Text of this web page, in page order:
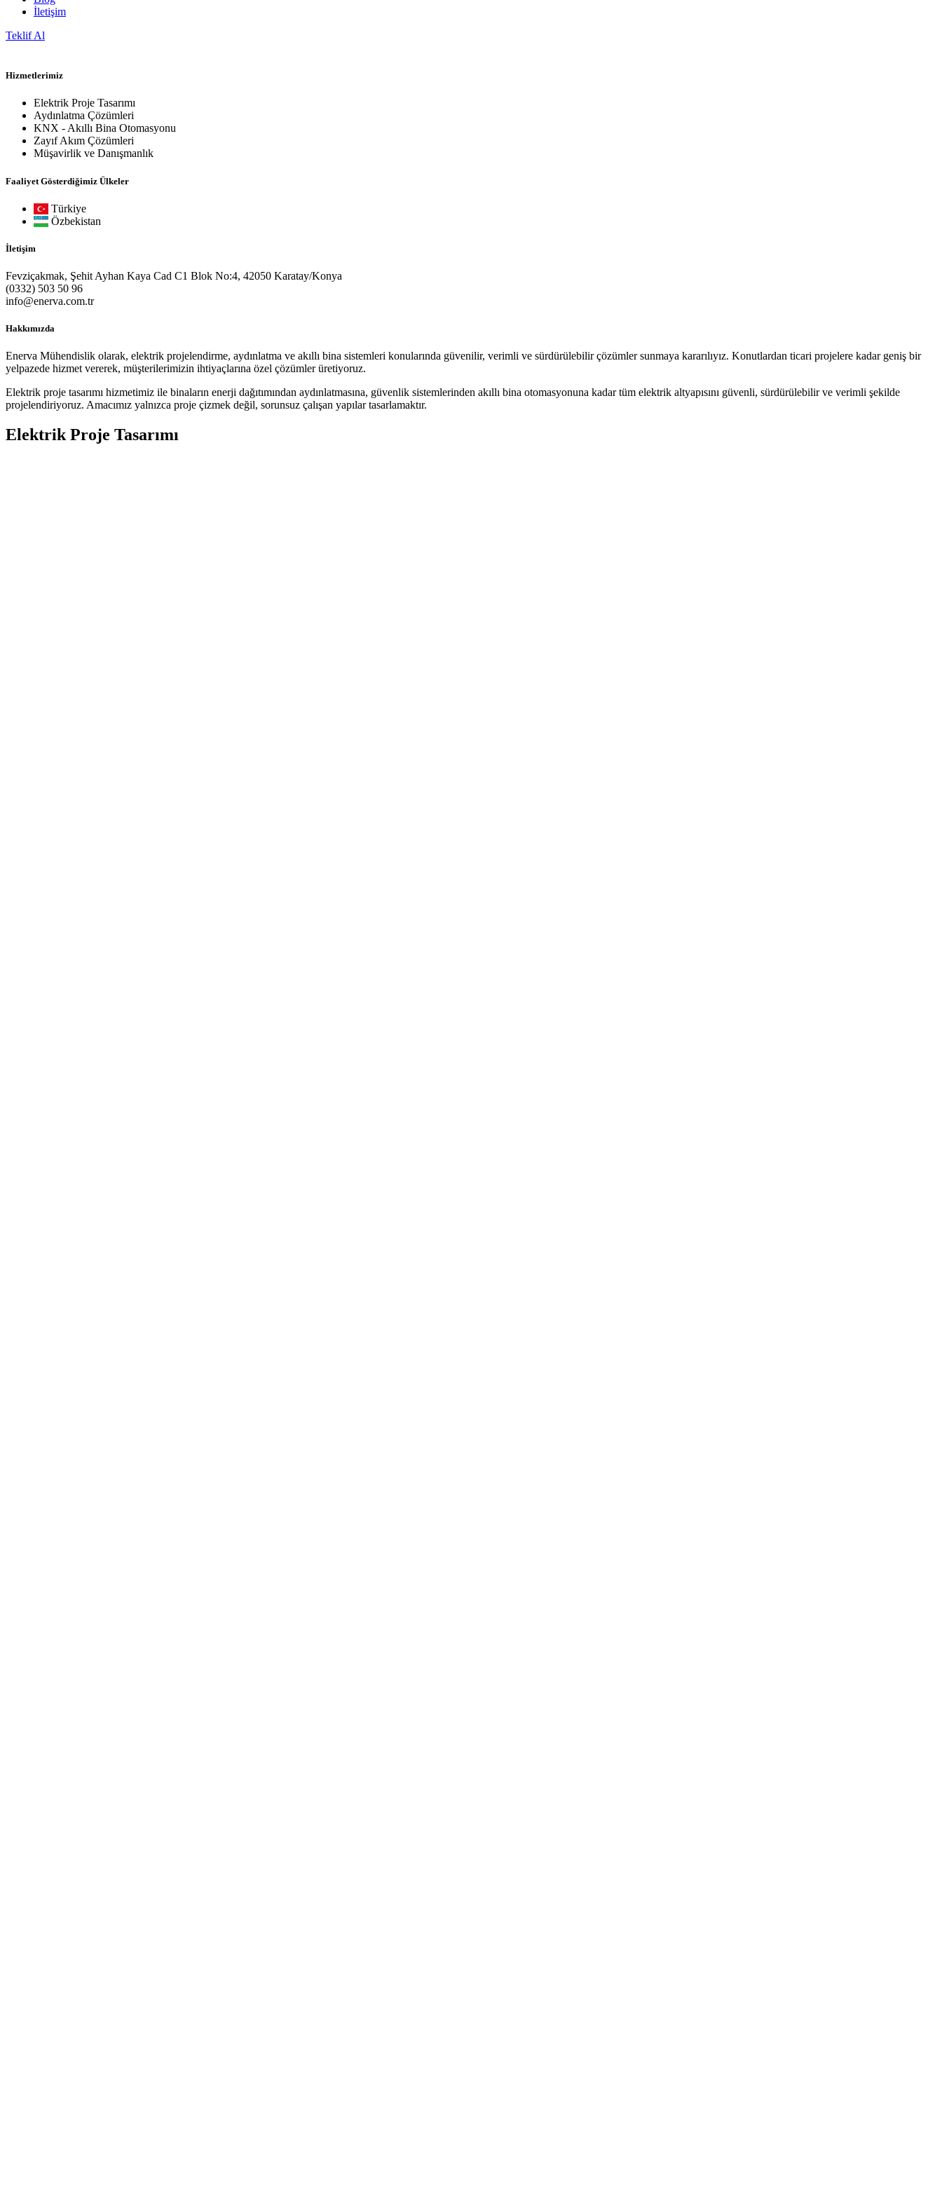
İletişim
Teklif Al
Hizmetlerimiz
Elektrik Proje Tasarımı
Aydınlatma Çözümleri
KNX - Akıllı Bina Otomasyonu
Zayıf Akım Çözümleri
Müşavirlik ve Danışmanlık
Faaliyet Gösterdiğimiz Ülkeler
Türkiye
Özbekistan
İletişim
Fevziçakmak, Şehit Ayhan Kaya Cad C1 Blok No:4, 42050 Karatay/Konya
(0332) 503 50 96
info@enerva.com.tr
Hakkımızda
Enerva Mühendislik olarak, elektrik projelendirme, aydınlatma ve akıllı bina sistemleri konularında güvenilir, verimli ve sürdürülebilir çözümler sunmaya kararılıyız. Konutlardan ticari projelere kadar geniş bir
yelpazede hizmet vererek, müşterilerimizin ihtiyaçlarına özel çözümler üretiyoruz.
Elektrik proje tasarımı hizmetimiz ile binaların enerji dağıtımından aydınlatmasına, güvenlik sistemlerinden akıllı bina otomasyonuna kadar tüm elektrik altyapısını güvenli, sürdürülebilir ve verimli şekilde
projelendiriyoruz. Amacımız yalnızca proje çizmek değil, sorunsuz çalışan yapılar tasarlamaktır.
Elektrik Proje Tasarımı